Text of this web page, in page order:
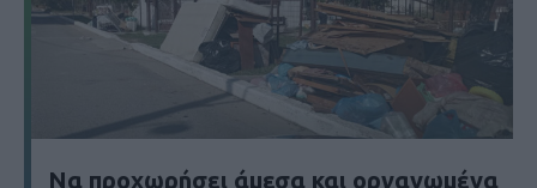
Να προχωρήσει άμεσα και οργανωμένα